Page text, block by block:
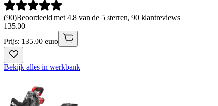
(90)Beoordeeld met 4.8 van de 5 sterren, 90 klantreviews
135.00
Prijs: 135.00 euro
Bekijk alles in werkbank